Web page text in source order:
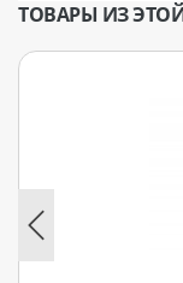
ТОВАРЫ ИЗ